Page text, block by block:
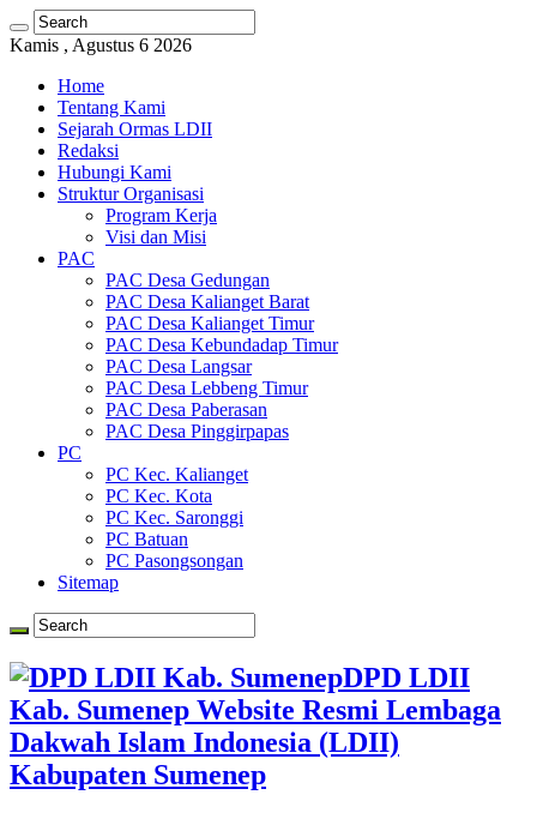
Kamis , Agustus 6 2026
Home
Tentang Kami
Sejarah Ormas LDII
Redaksi
Hubungi Kami
Struktur Organisasi
Program Kerja
Visi dan Misi
PAC
PAC Desa Gedungan
PAC Desa Kalianget Barat
PAC Desa Kalianget Timur
PAC Desa Kebundadap Timur
PAC Desa Langsar
PAC Desa Lebbeng Timur
PAC Desa Paberasan
PAC Desa Pinggirpapas
PC
PC Kec. Kalianget
PC Kec. Kota
PC Kec. Saronggi
PC Batuan
PC Pasongsongan
Sitemap
DPD LDII
Kab. Sumenep Website Resmi Lembaga
Dakwah Islam Indonesia (LDII)
Kabupaten Sumenep